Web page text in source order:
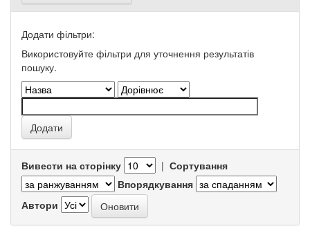
Додати фільтри:
Використовуйте фільтри для уточнення результатів
пошуку.
Вивести на сторінку | Сортування
Впорядкування
Автори